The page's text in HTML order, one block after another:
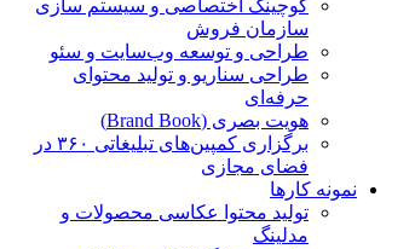
کوچینگ اختصاصی و سیستم سازی
سازمان فروش
طراحی و توسعه وب‌سایت و سئو
طراحی سناریو و تولید محتوای
حرفه‌ای
هویت بصری (Brand Book)
برگزاری کمپین‌های تبلیغاتی ۳۶۰ در
فضای مجازی
نمونه کارها
تولید محتوا عکاسی محصولات و
مدلینگ